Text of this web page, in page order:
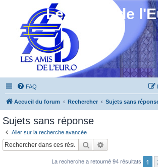
Les Amis de
FAQ
Accueil du forum Rechercher Sujets sans
Sujets sans réponse
Aller sur la recherche avancée
Rechercher
La recherche a retourné 94 résultats 1